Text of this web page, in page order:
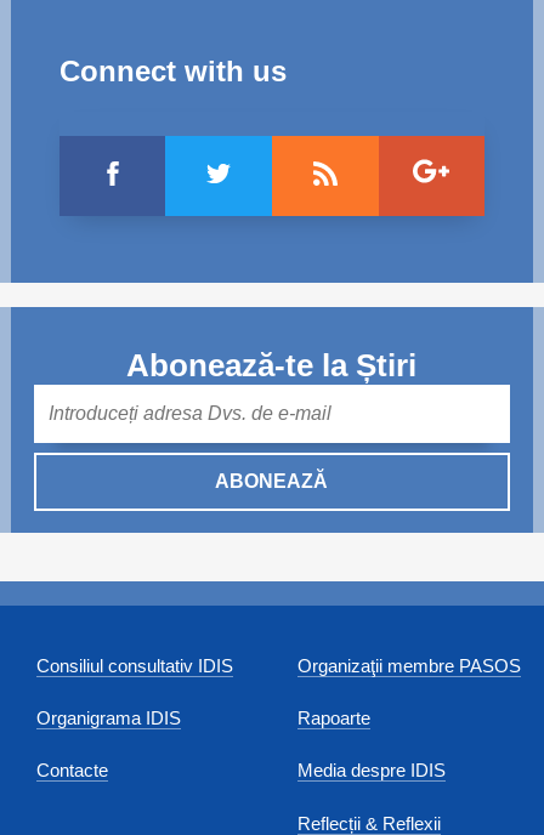
Connect with us
Abonează-te la Știri
ABONEAZĂ
Consiliul consultativ IDIS
Organigrama IDIS
Contacte
Organizaţii membre PASOS
Rapoarte
Media despre IDIS
Reflecții & Reflexii